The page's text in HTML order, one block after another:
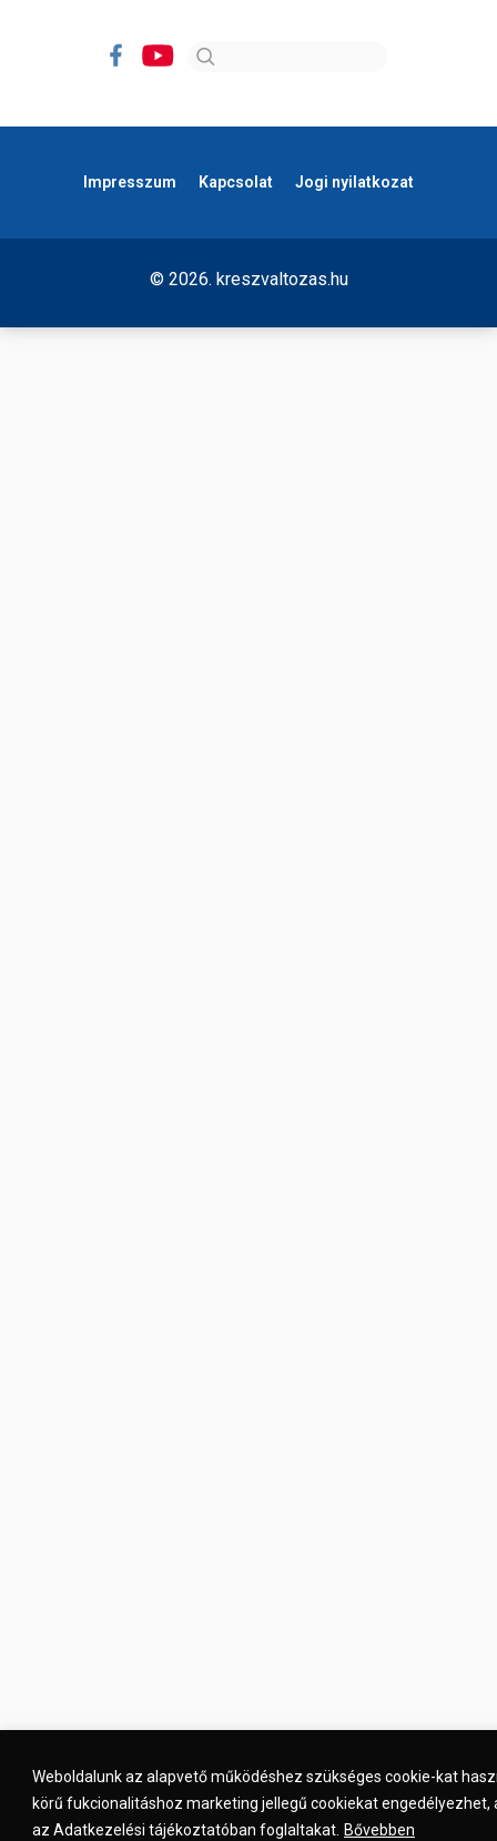
Weboldalunk az alapvető működéshez szükséges cookie-kat
körű fukcionalitáshoz marketing jellegű cookiekat engedélyezhet,
az Adatkezelési tájékoztatóban foglaltakat. Bővebben
Impresszum Kapcsolat Jogi nyilatkozat
© 2026. kreszvaltozas.hu